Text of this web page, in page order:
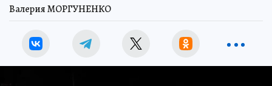
Валерия МОРГУНЕНКО